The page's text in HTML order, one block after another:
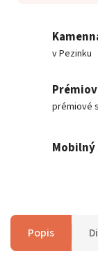
v Pezinku
prémiové
Mobilný
Popis